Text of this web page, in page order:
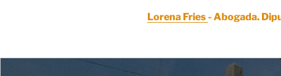
Lorena Fries - Abogada.